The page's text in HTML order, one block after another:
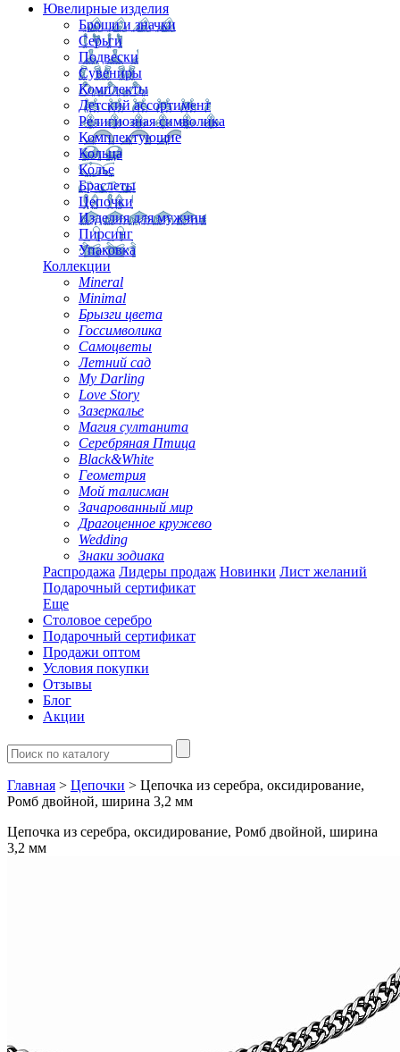
Ювелирные изделия
Броши и значки
Серьги
Подвески
Сувениры
Комплекты
Детский ассортимент
Религиозная символика
Комплектующие
Кольца
Колье
Браслеты
Цепочки
Изделия для мужчин
Пирсинг
Упаковка
Коллекции
Mineral
Minimal
Брызги цвета
Госсимволика
Самоцветы
Летний сад
My Darling
Love Story
Зазеркалье
Магия султанита
Серебряная Птица
Black&White
Геометрия
Мой талисман
Зачарованный мир
Драгоценное кружево
Wedding
Знаки зодиака
Распродажа Лидеры продаж Новинки Лист желаний
Подарочный сертификат
Еще
Столовое серебро
Подарочный сертификат
Продажи оптом
Условия покупки
Отзывы
Блог
Акции
Главная > Цепочки > Цепочка из серебра, оксидирование,
Ромб двойной, ширина 3,2 мм
Цепочка из серебра, оксидирование, Ромб двойной, ширина
3,2 мм